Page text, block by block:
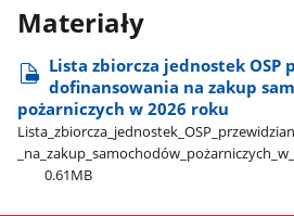
Materiały
Lista zbiorcza jednostek OSP
dofinansowania na zakup
pożarniczych w 2026 roku
0.61MB